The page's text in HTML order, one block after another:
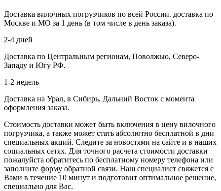
Доставка вилочных погрузчиков по всей России. доставка по
Москве и МО за 1 день (в том числе в день заказа).
2-4 дней
Доставка по Центральным регионам, Поволжью, Северо-
Западу и Югу РФ.
1-2 недель
Доставка на Урал, в Сибирь, Дальний Восток с момента
оформления заказа.
Стоимость доставки может быть включения в цену вилочного
погрузчика, а также может стать абсолютно бесплатной в дни
специальных акций. Следите за новостями на сайте и в наших
социальных сетях. Для точного расчета стоимости доставки
пожалуйста обратитесь по бесплатному номеру телефона или
заполните форму обратной связи. Наш специалист свяжется с
Вами в течение 10 минут и подготовит оптимальное решение,
специально для Вас.